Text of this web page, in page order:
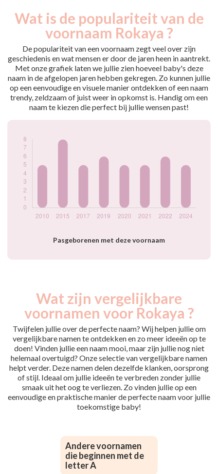
Wat is de populariteit van de
voornaam Rokaya ?
De populariteit van een voornaam zegt veel over zijn
geschiedenis en wat mensen er door de jaren heen in aantrekt.
Met onze grafiek laten we jullie zien hoeveel baby's deze
naam in de afgelopen jaren hebben gekregen. Zo kunnen jullie
op een eenvoudige en visuele manier ontdekken of een naam
trendy, zeldzaam of juist weer in opkomst is. Handig om een
naam te kiezen die perfect bij jullie wensen past!
Pasgeborenen met deze voornaam
prénom Rokaya
par année
Année
Nouveaux-
nés
2015
8
2017
5
2019
6
2020
5
2021
5
2022
6
5
Wat zijn vergelijkbare
voornamen voor Rokaya ?
Twijfelen jullie over de perfecte naam? Wij helpen jullie om
vergelijkbare namen te ontdekken en zo meer ideeën op te
doen! Vinden jullie een naam mooi, maar zijn jullie nog niet
helemaal overtuigd? Onze selectie van vergelijkbare namen
helpt verder. Deze namen delen dezelfde klanken, oorsprong
of stijl. Ideaal om jullie ideeën te verbreden zonder jullie
smaak uit het oog te verliezen. Zo vinden jullie op een
eenvoudige en praktische manier de perfecte naam voor jullie
toekomstige baby!
Andere voornamen
die beginnen met de
letter A